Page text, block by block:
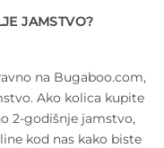
JAMSTVO?
na Bugaboo.com,
Ako kolica kupite
2-godišnje jamstvo,
kod nas kako biste